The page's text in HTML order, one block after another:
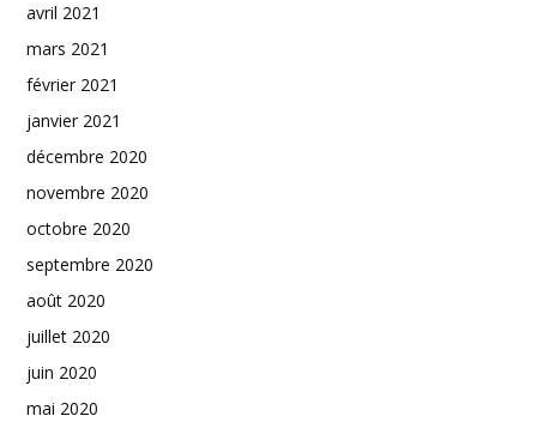
avril 2021
mars 2021
février 2021
janvier 2021
décembre 2020
novembre 2020
octobre 2020
septembre 2020
août 2020
juillet 2020
juin 2020
mai 2020